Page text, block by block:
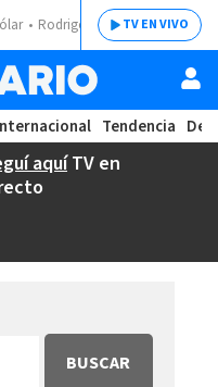
Rodrigo ChavesTV EN VIVO
Tendencia
aquíTV en
BUSCAR